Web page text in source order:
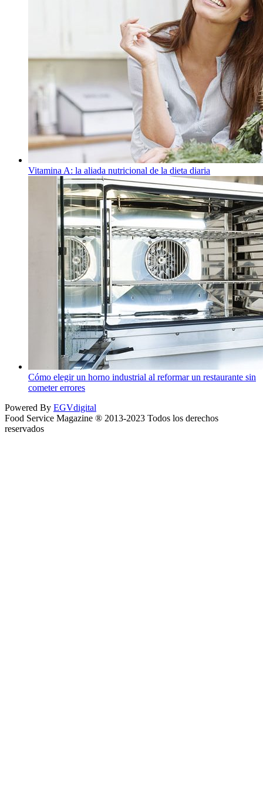
Vitamina A: la aliada nutricional de la dieta diaria
Cómo elegir un horno industrial al reformar un restaurante sin
cometer errores
Powered By EGVdigital
Food Service Magazine ® 2013-2023 Todos los derechos
reservados